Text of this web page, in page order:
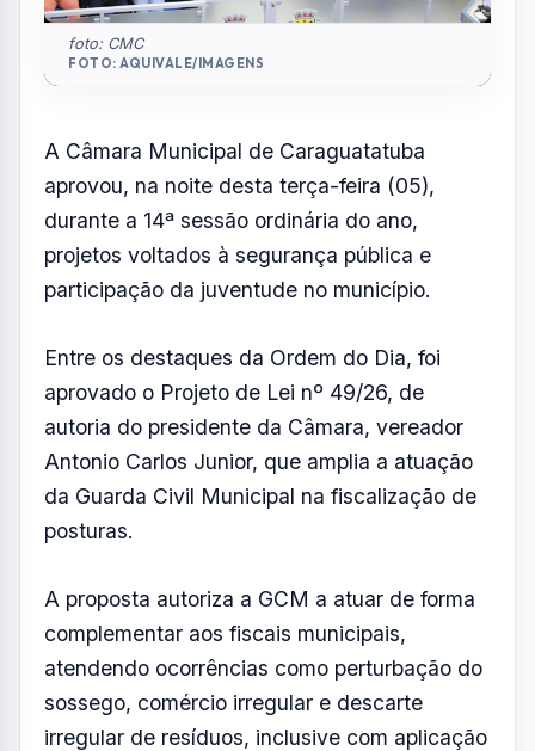
foto: CMC
FOTO: AQUIVALE/IMAGENS
A Câmara Municipal de Caraguatatuba
aprovou, na noite desta terça-feira (05),
durante a 14ª sessão ordinária do ano,
projetos voltados à segurança pública e
participação da juventude no município.
Entre os destaques da Ordem do Dia, foi
aprovado o Projeto de Lei nº 49/26, de
autoria do presidente da Câmara, vereador
Antonio Carlos Junior, que amplia a atuação
da Guarda Civil Municipal na fiscalização de
posturas.
A proposta autoriza a GCM a atuar de forma
complementar aos fiscais municipais,
atendendo ocorrências como perturbação do
sossego, comércio irregular e descarte
irregular de resíduos, inclusive com aplicação